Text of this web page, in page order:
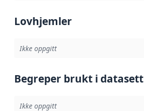
Lovhjemler
Ikke oppgitt
Begreper brukt i datasett
Ikke oppgitt